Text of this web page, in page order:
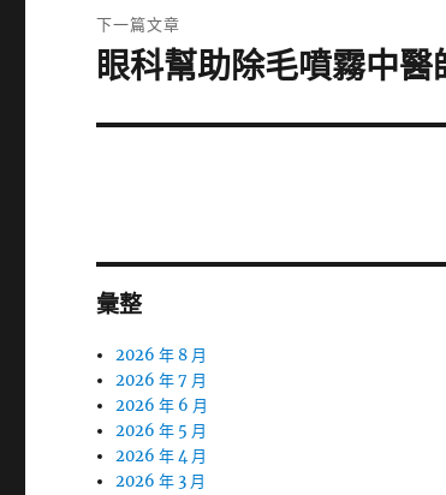
文
章:
下一篇文章
下
篇
眼科幫助除毛噴霧中
彙整
2026 年 8 月
2026 年 7 月
2026 年 6 月
2026 年 5 月
2026 年 4 月
2026 年 3 月